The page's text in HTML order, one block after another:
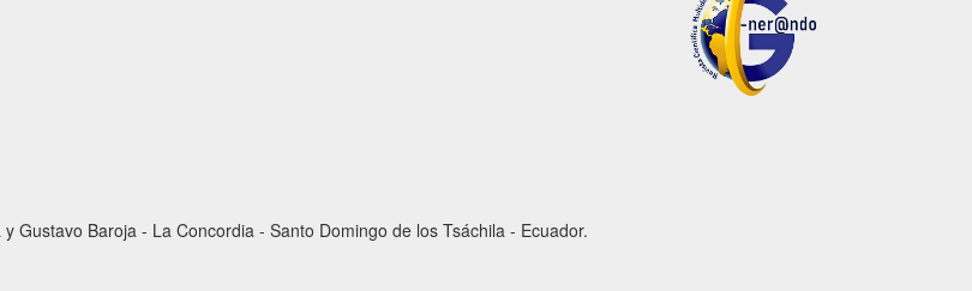
Gustavo Baroja - La Concordia - Santo Domingo de los Tsáchila - Ecuador.